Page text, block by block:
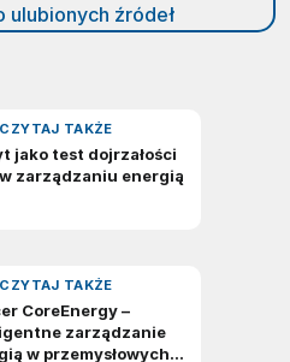
ulubionych źródeł